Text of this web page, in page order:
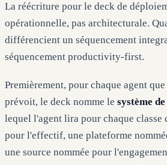
La réécriture pour le deck de
opérationnelle, pas architecturale.
différencient un séquencement
séquencement productivity-first.
Premièrement, pour chaque agent
prévoit, le deck nomme le système
lequel l'agent lira pour chaque
pour l'effectif, une plateforme
une source nommée pour